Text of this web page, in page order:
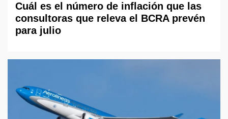
Cuál es el número de inflación que las
consultoras que releva el BCRA prevén
para julio